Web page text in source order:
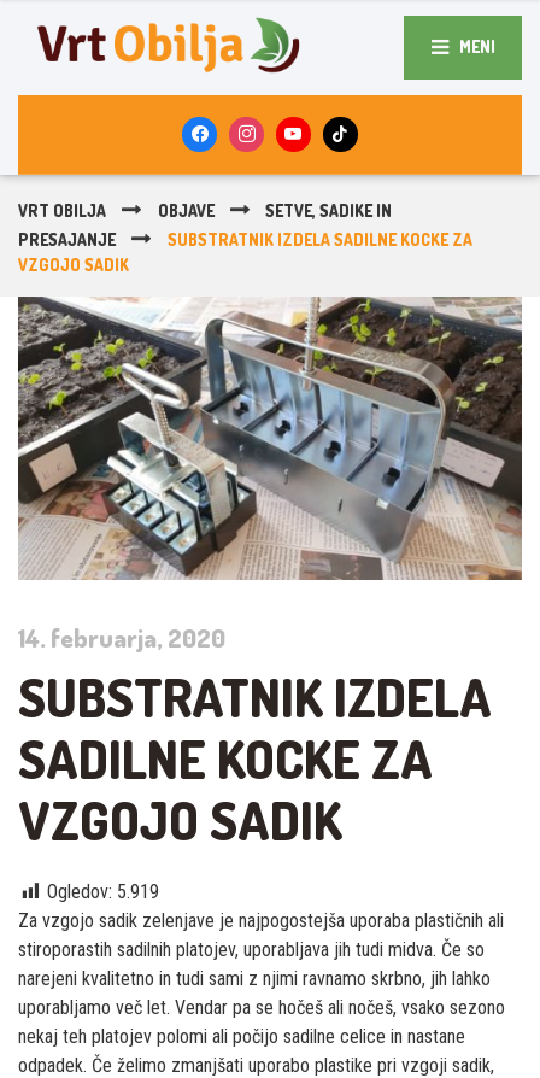
MENI
VRT OBILJA OBJAVE
SETVE, SADIKE IN
PRESAJANJE
SUBSTRATNIK IZDELA SADILNE KOCKE ZA
VZGOJO SADIK
14. februarja, 2020
SUBSTRATNIK IZDELA
SADILNE KOCKE ZA
VZGOJO SADIK
Ogledov: 5.919
Za vzgojo sadik zelenjave je najpogostejša uporaba plastičnih ali
stiroporastih sadilnih platojev, uporabljava jih tudi midva. Če so
narejeni kvalitetno in tudi sami z njimi ravnamo skrbno, jih lahko
uporabljamo več let. Vendar pa se hočeš ali nočeš, vsako sezono
nekaj teh platojev polomi ali počijo sadilne celice in nastane
odpadek. Če želimo zmanjšati uporabo plastike pri vzgoji sadik,